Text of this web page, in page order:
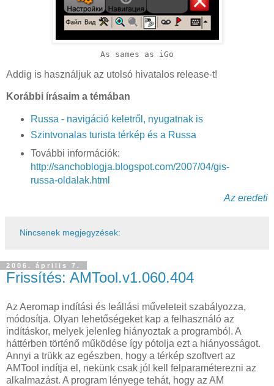
As sames as iGo
Addig is használjuk az utolsó hivatalos release-t!
Korábbi írásaim a témában
Russa - navigáció keletről, nyugatnak is
Szintvonalas turista térkép és a Russa
További információk:
http://sanchoblogja.blogspot.com/2007/04/gis-
russa-oldalak.html
Az eredeti
Nincsenek megjegyzések:
2006. április 7.
Frissítés: AMTool.v1.060.404
Az Aeromap indítási és leállási műveleteit szabályozza,
módosítja. Olyan lehetőségeket kap a felhasználó az
indításkor, melyek jelenleg hiányoztak a programból. A
háttérben történő működése így pótolja ezt a hiányosságot.
Annyi a trükk az egészben, hogy a térkép szoftvert az
AMTool indítja el, nekünk csak jól kell felparaméterezni az
alkalmazást. A program lényege tehát, hogy az AM